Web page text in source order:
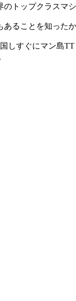
トップクラスマ
ることを知ったか
しすぐにマン島